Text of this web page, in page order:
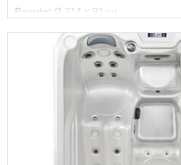
Розмір: Ø 214 x 93 см
Вага басейну без води:290 кг
Живлення:3F/380V/50Гц
К-сть осіб: